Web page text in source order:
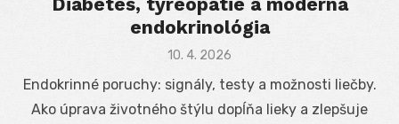
endokrinológia
Posted
10. 4. 2026
Endokrinné poruchy: signály, testy a možnosti liečby.
Ako úprava životného štýlu dopĺňa lieky a zlepšuje